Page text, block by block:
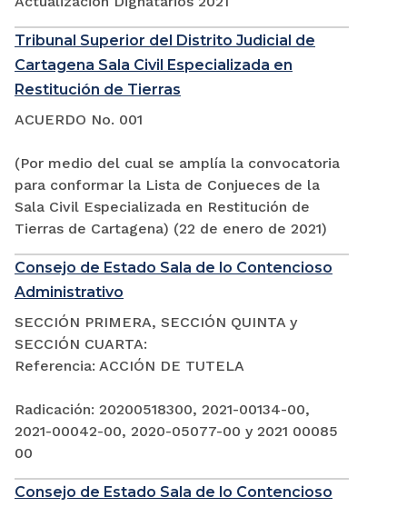
Tribunal Superior del Distrito Judicial de
Cartagena Sala Civil Especializada en
Restitución de Tierras
ACUERDO No. 001
(Por medio del cual se amplía la convocatoria
para conformar la Lista de Conjueces de la
Sala Civil Especializada en Restitución de
Tierras de Cartagena) (22 de enero de 2021)
Consejo de Estado Sala de lo Contencioso
Administrativo
SECCIÓN PRIMERA, SECCIÓN QUINTA y
SECCIÓN CUARTA:
Referencia: ACCIÓN DE TUTELA
Radicación: 20200518300, 2021-00134-00,
2021-00042-00, 2020-05077-00 y 2021 00085
00
Consejo de Estado Sala de lo Contencioso